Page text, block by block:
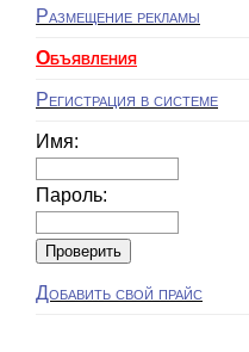
Размещение рекламы
Объявления
Регистрация в системе
Имя:
Пароль:
Добавить свой прайс